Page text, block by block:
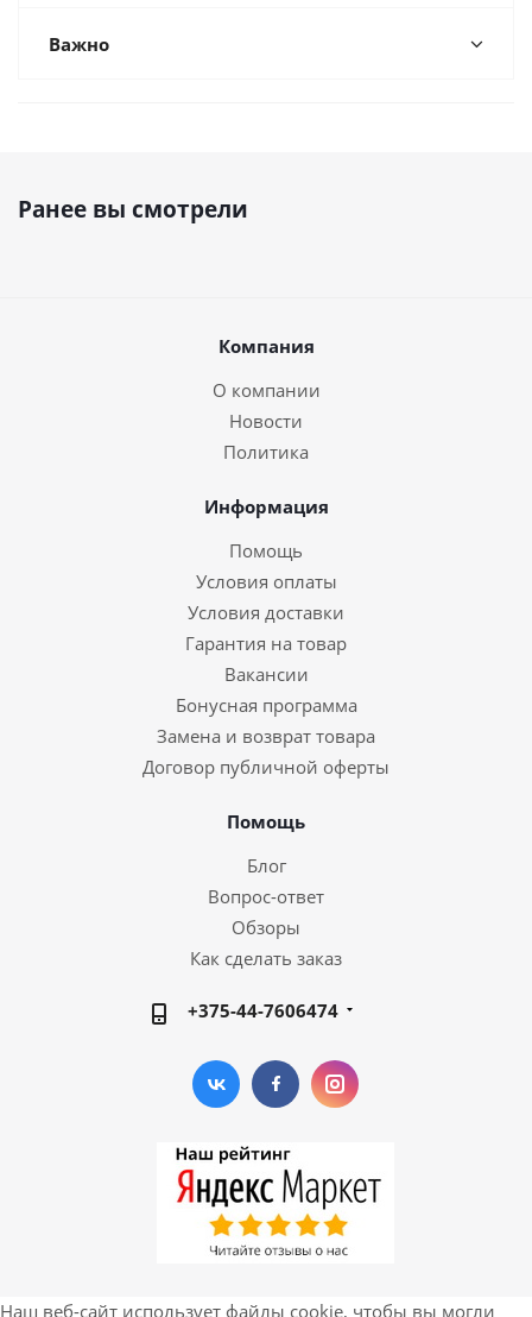
Важно
Ранее вы смотрели
Компания
О компании
Новости
Политика
Информация
Помощь
Условия оплаты
Условия доставки
Гарантия на товар
Вакансии
Бонусная программа
Замена и возврат товара
Договор публичной оферты
Помощь
Блог
Вопрос-ответ
Обзоры
Как сделать заказ
+375-44-7606474
Наш веб-сайт использует файлы cookie, чтобы вы могли